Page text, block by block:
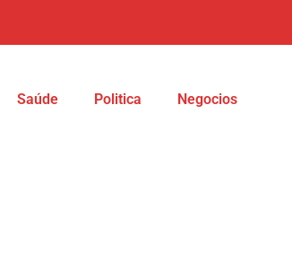
Saúde Politica Negocios